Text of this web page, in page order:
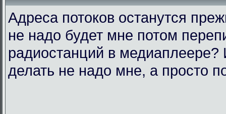
Адреса потоков останутся
не надо будет мне потом
радиостанций в медиаплеере?
делать не надо мне, а просто